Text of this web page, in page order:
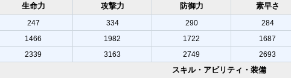
生命力 攻撃力 防御力 素早さ
247 334 290 284
1466 1982 1722 1687
2339 3163 2749 2693
スキル・アビリティ・装備